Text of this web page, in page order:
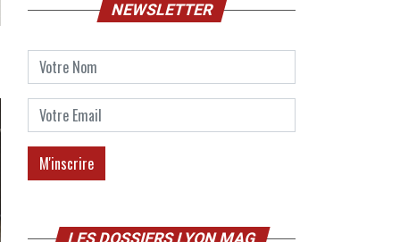
NEWSLETTER
LES DOSSIERS LYON MAG